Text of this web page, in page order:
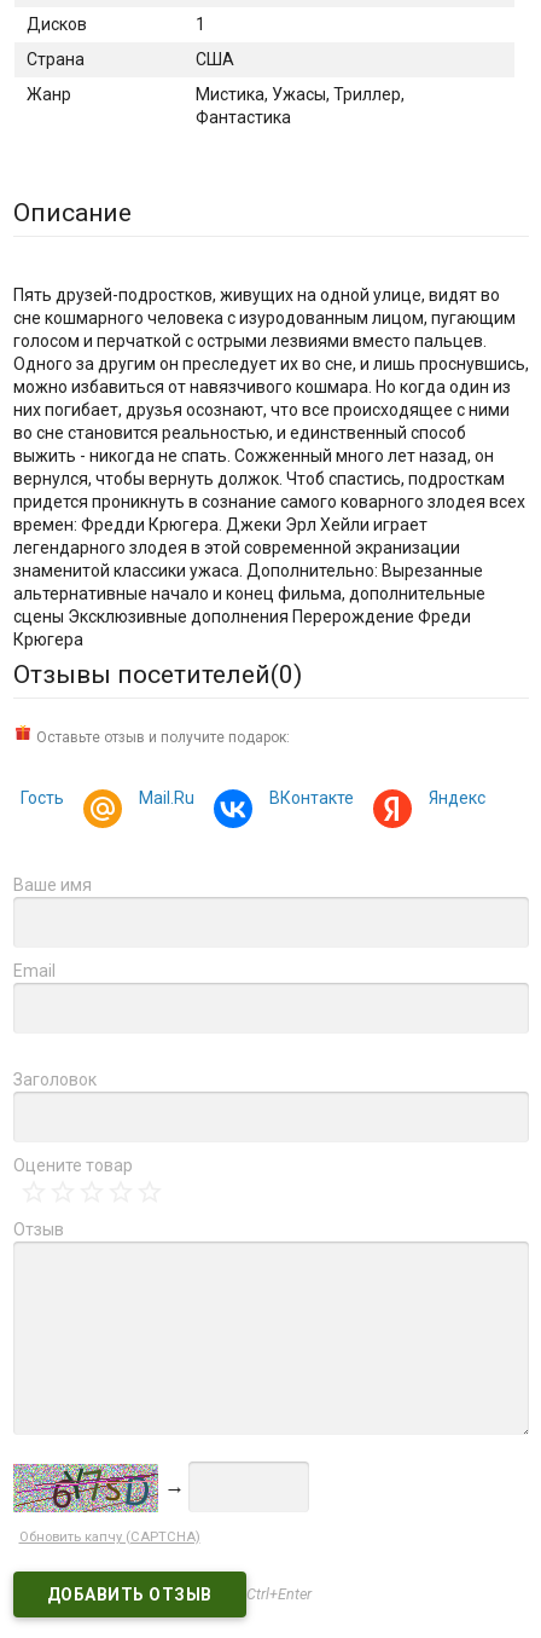
Дисков
1
Страна
США
Жанр
Мистика, Ужасы, Триллер,
Фантастика
Описание
Пять друзей-подростков, живущих на одной улице, видят во
сне кошмарного человека с изуродованным лицом, пугающим
голосом и перчаткой с острыми лезвиями вместо пальцев.
Одного за другим он преследует их во сне, и лишь проснувшись,
можно избавиться от навязчивого кошмара. Но когда один из
них погибает, друзья осознают, что все происходящее с ними
во сне становится реальностью, и единственный способ
выжить - никогда не спать. Сожженный много лет назад, он
вернулся, чтобы вернуть должок. Чтоб спастись, подросткам
придется проникнуть в сознание самого коварного злодея всех
времен: Фредди Крюгера. Джеки Эрл Хейли играет
легендарного злодея в этой современной экранизации
знаменитой классики ужаса. Дополнительно: Вырезанные
альтернативные начало и конец фильма, дополнительные
сцены Эксклюзивные дополнения Перерождение Фреди
Крюгера
Отзывы посетителей(0)
Оставьте отзыв и получите подарок:
Гость Mail.Ru ВКонтакте Яндекс
Ваше имя
Email
Заголовок
Оцените товар
Отзыв
→
Обновить капчу (CAPTCHA)
Ctrl+Enter